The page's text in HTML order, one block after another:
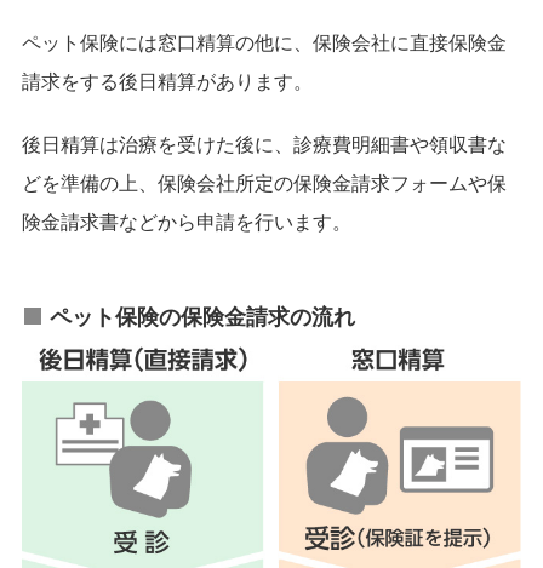
ペット保険には窓口精算の他に、保険会社に直接保険金
請求をする後日精算があります。
後日精算は治療を受けた後に、診療費明細書や領収書な
どを準備の上、保険会社所定の保険金請求フォームや保
険金請求書などから申請を行います。
ペット保険の保険金請求の流れ